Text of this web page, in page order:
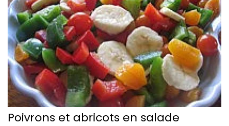
Poivrons et abricots en salade